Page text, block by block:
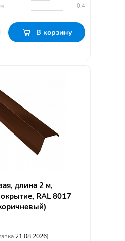
0.4
В корзину
длина 2 м,
RAL 8017
21.08.2026)